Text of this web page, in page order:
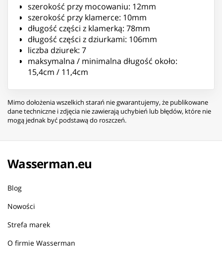
szerokość przy mocowaniu: 12mm
szerokość przy klamerce: 10mm
długość części z klamerką: 78mm
długość części z dziurkami: 106mm
liczba dziurek: 7
maksymalna / minimalna długość około:
15,4cm / 11,4cm
Mimo dołożenia wszelkich starań nie gwarantujemy, że publikowane
dane techniczne i zdjęcia nie zawierają uchybień lub błędów, które nie
mogą jednak być podstawą do roszczeń.
Wasserman.eu
Blog
Nowości
Strefa marek
O firmie Wasserman